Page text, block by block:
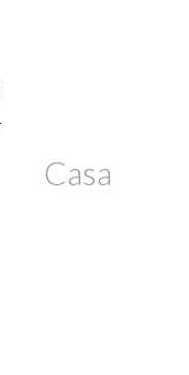
Casa